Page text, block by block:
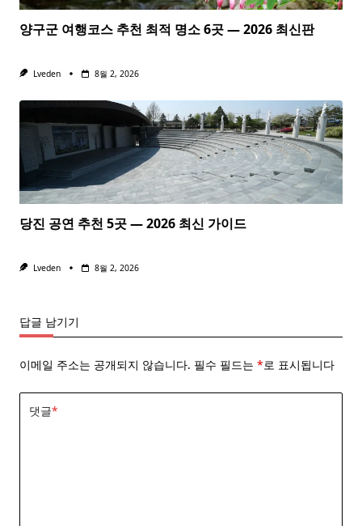
양구군 여행코스 추천 최적 명소 6곳 — 2026 최신판
Lveden 8월 2, 2026
당진 공연 추천 5곳 — 2026 최신 가이드
Lveden 8월 2, 2026
답글 남기기
이메일 주소는 공개되지 않습니다. 필수 필드는 *로 표시됩니다
댓글*